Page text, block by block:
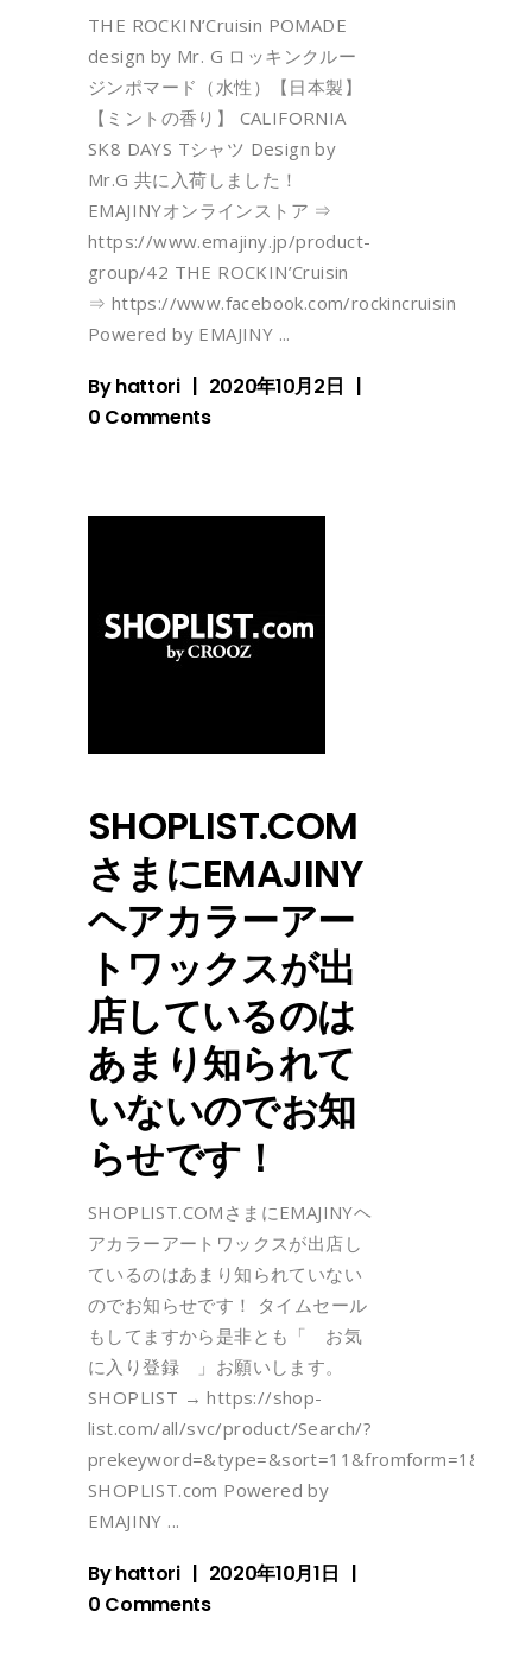
THE ROCKIN’Cruisin POMADE
design by Mr. G ロッキンクルー
ジンポマード（水性）【日本製】
【ミントの香り】 CALIFORNIA
SK8 DAYS Tシャツ Design by
Mr.G 共に入荷しました！
EMAJINYオンラインストア ⇒
https://www.emajiny.jp/product-
group/42 THE ROCKIN’Cruisin
⇒ https://www.facebook.com/rockincruisin
Powered by EMAJINY
Byhattori
2020年10月2日
0 Comments
SHOPLIST.COM
さまにEMAJINY
ヘアカラーアー
トワックスが出
店しているのは
あまり知られて
いないのでお知
らせです！
SHOPLIST.COMさまにEMAJINYヘ
アカラーアートワックスが出店し
ているのはあまり知られていない
のでお知らせです！ タイムセール
もしてますから是非とも「 お気
に入り登録 」お願いします。
SHOPLIST → https://shop-
list.com/all/svc/product/Search/?
SHOPLIST.com Powered by
EMAJINY
Byhattori
2020年10月1日
0 Comments